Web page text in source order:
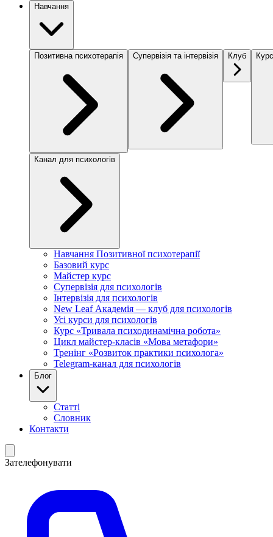
Навчання
Позитивна психотерапія Супервізія та інтервізія Клуб
Канал для психологів
Навчання Позитивної психотерапії
Базовий курс
Майстер курс
Супервізія для психологів
Інтервізія для психологів
New Leaf Академія — клуб для психологів
Усі курси для психологів
Курс «Тривала психодинамічна робота»
Цикл майстер-класів «Мова метафори»
Тренінг «Розвиток практики психолога»
Telegram-канал для психологів
Блог
Статті
Словник
Контакти
Зателефонувати